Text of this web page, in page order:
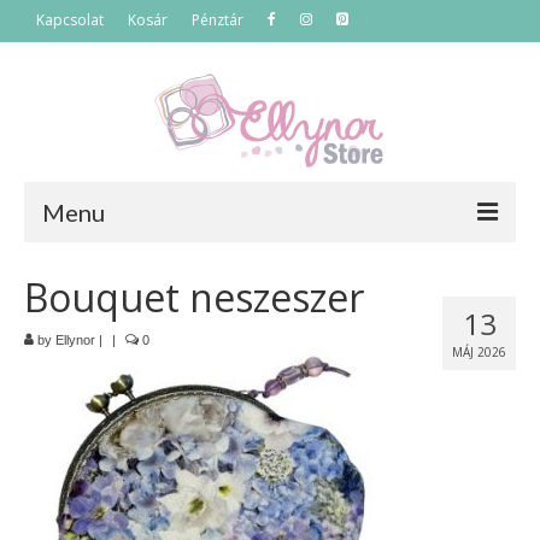
Kapcsolat Kosár Pénztár
Menu
Termékek
Szettek
Akciós termékek
Táskák
Neszeszerek
13
MÁJ 2026
Bouquet neszeszer
by Ellynor | | 0